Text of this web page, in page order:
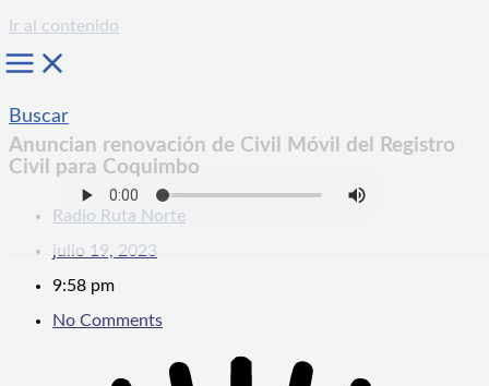
Ir al contenido
Buscar
Anuncian renovación de Civil Móvil del Registro
Civil para Coquimbo
Radio Ruta Norte
julio 19, 2023
9:58 pm
No Comments